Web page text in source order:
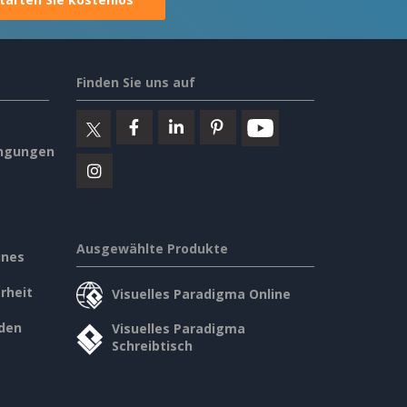
Finden Sie uns auf
Ausgewählte Produkte
Visuelles Paradigma Online
Visuelles Paradigma
Schreibtisch